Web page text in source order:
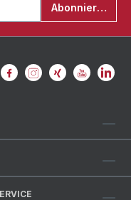
Abonnieren